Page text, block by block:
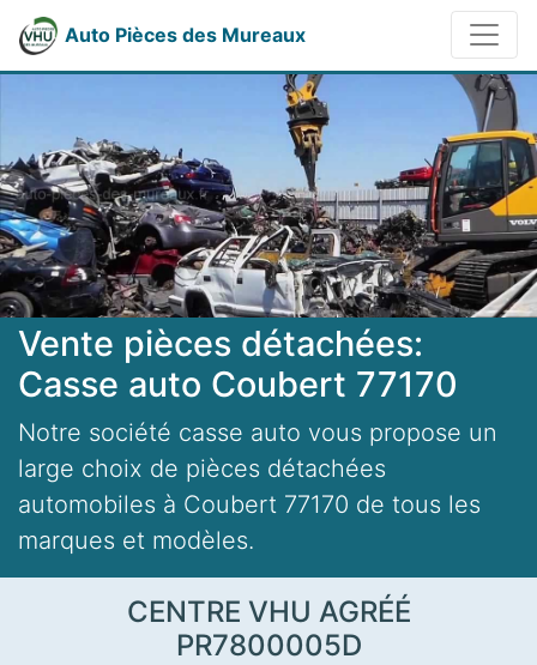
Auto Pièces des Mureaux
Vente pièces détachées:
Casse auto Coubert 77170
Notre société casse auto vous propose un
large choix de pièces détachées
automobiles à Coubert 77170 de tous les
marques et modèles.
CENTRE VHU AGRÉÉ
PR7800005D